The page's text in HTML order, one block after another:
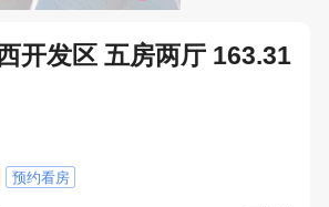
开发区 五房两厅 163.31
预约看房